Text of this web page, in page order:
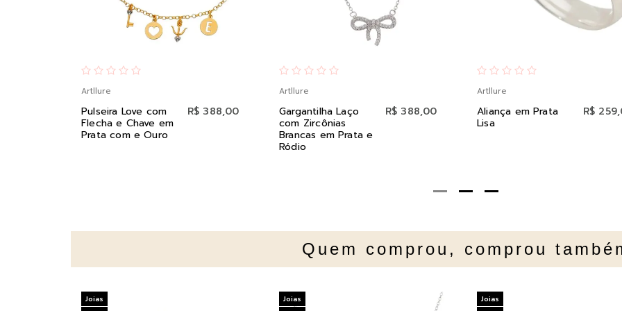
Artllure
Pulseira Love com
Flecha e Chave em
Prata com e Ouro
R$ 388,00
Artllure
Gargantilha Laço
com Zircônias
Brancas em Prata e
Ródio
R$ 388,00
Artllure
Aliança em Prata
Lisa
R$
Quem comprou, comprou
Joias
Joias
Joias